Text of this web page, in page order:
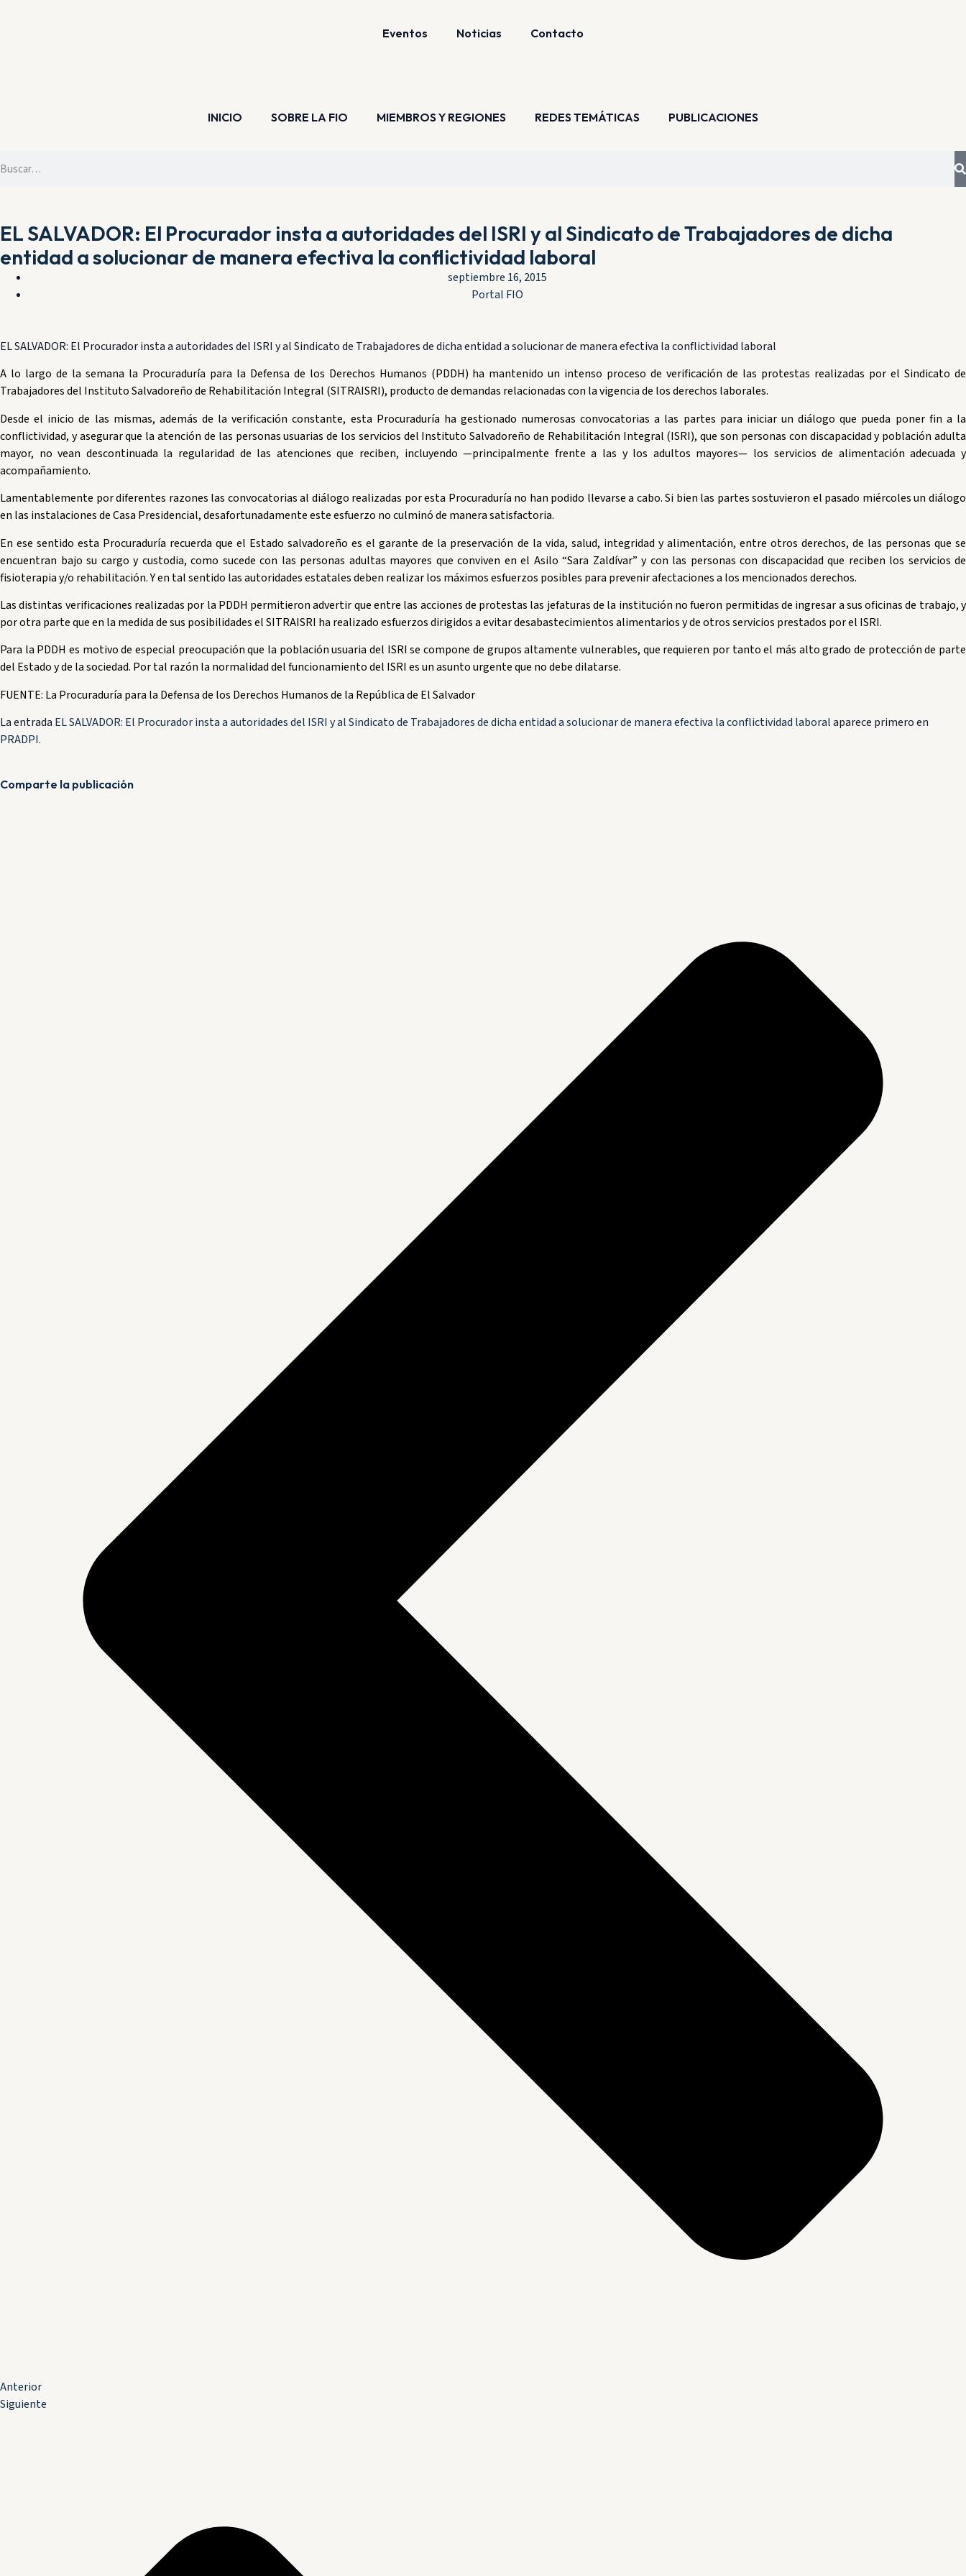
Eventos Noticias Contacto
INICIO SOBRE LA FIO MIEMBROS Y REGIONES REDES TEMÁTICAS PUBLICACIONES
EL SALVADOR: El Procurador insta a autoridades del ISRI y al Sindicato de Trabajadores de dicha
entidad a solucionar de manera efectiva la conflictividad laboral
septiembre 16, 2015
Portal FIO
EL SALVADOR: El Procurador insta a autoridades del ISRI y al Sindicato de Trabajadores de dicha entidad a solucionar de manera efectiva la conflictividad laboral
A lo largo de la semana la Procuraduría para la Defensa de los Derechos Humanos (PDDH) ha mantenido un intenso proceso de verificación de las protestas realizadas por el Sindicato de
Trabajadores del Instituto Salvadoreño de Rehabilitación Integral (SITRAISRI), producto de demandas relacionadas con la vigencia de los derechos laborales.
Desde el inicio de las mismas, además de la verificación constante, esta Procuraduría ha gestionado numerosas convocatorias a las partes para iniciar un diálogo que pueda poner fin a la
conflictividad, y asegurar que la atención de las personas usuarias de los servicios del Instituto Salvadoreño de Rehabilitación Integral (ISRI), que son personas con discapacidad y población adulta
mayor, no vean descontinuada la regularidad de las atenciones que reciben, incluyendo —principalmente frente a las y los adultos mayores— los servicios de alimentación adecuada y
acompañamiento.
Lamentablemente por diferentes razones las convocatorias al diálogo realizadas por esta Procuraduría no han podido llevarse a cabo. Si bien las partes sostuvieron el pasado miércoles un diálogo
en las instalaciones de Casa Presidencial, desafortunadamente este esfuerzo no culminó de manera satisfactoria.
En ese sentido esta Procuraduría recuerda que el Estado salvadoreño es el garante de la preservación de la vida, salud, integridad y alimentación, entre otros derechos, de las personas que se
encuentran bajo su cargo y custodia, como sucede con las personas adultas mayores que conviven en el Asilo “Sara Zaldívar” y con las personas con discapacidad que reciben los servicios de
fisioterapia y/o rehabilitación. Y en tal sentido las autoridades estatales deben realizar los máximos esfuerzos posibles para prevenir afectaciones a los mencionados derechos.
Las distintas verificaciones realizadas por la PDDH permitieron advertir que entre las acciones de protestas las jefaturas de la institución no fueron permitidas de ingresar a sus oficinas de trabajo, y
por otra parte que en la medida de sus posibilidades el SITRAISRI ha realizado esfuerzos dirigidos a evitar desabastecimientos alimentarios y de otros servicios prestados por el ISRI.
Para la PDDH es motivo de especial preocupación que la población usuaria del ISRI se compone de grupos altamente vulnerables, que requieren por tanto el más alto grado de protección de parte
del Estado y de la sociedad. Por tal razón la normalidad del funcionamiento del ISRI es un asunto urgente que no debe dilatarse.
FUENTE: La Procuraduría para la Defensa de los Derechos Humanos de la República de El Salvador
La entrada EL SALVADOR: El Procurador insta a autoridades del ISRI y al Sindicato de Trabajadores de dicha entidad a solucionar de manera efectiva la conflictividad laboralaparece primero en
PRADPI.
Comparte la publicación
Anterior
Siguiente